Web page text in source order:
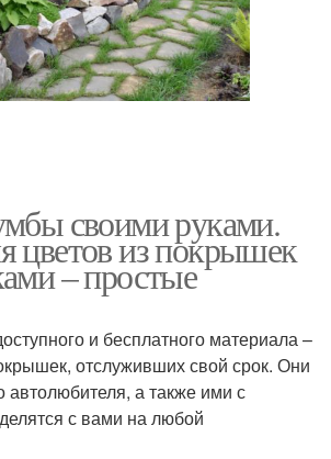
своими руками.
цветов из покрышек
– простые
и бесплатного материала –
отслуживших свой срок. Они
автолюбителя, а также ими с
с вами на любой